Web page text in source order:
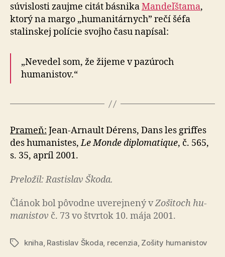
súvislosti zaujme citát básnikaMan­deľ­šta­ma,
ktorý na margo „humanitárnych” rečí šéfa
stalinskej polície svojho času napísal:
„Nevedel som, že žijeme v pazúroch
humanistov.“
Prameň: Jean-Arnault Dérens, Dans les griffes
des hu­ma­nistes,Le Monde diplomatique, č. 565,
s. 35, apríl 2001.
Preložil: Rastislav Škoda.
Článok bol pô­vod­ne uve­rej­ne­ný vZo­ši­toch hu­
ma­nis­tov č. 73 vo štvrtok 10. mája 2001.
Značky
kniha, Rastislav Škoda, recenzia, Zošity humanistov